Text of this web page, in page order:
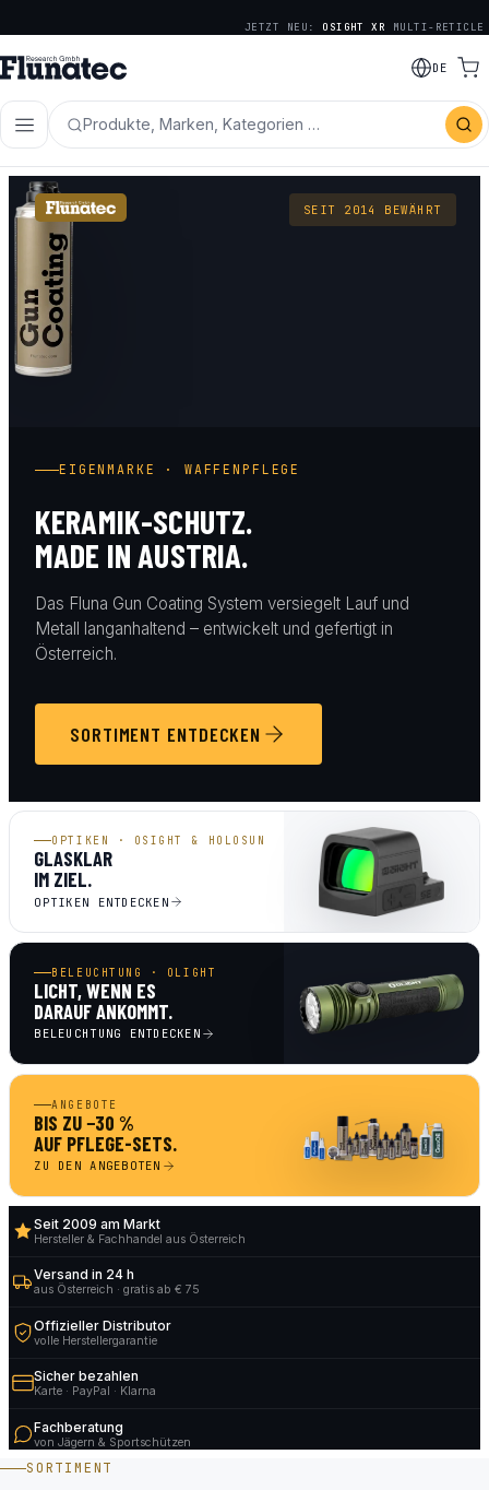
JETZT NEU: OSIGHT XR MULTI-RETICLE
DE
Produkte, Marken, Kategorien …
EIGENMARKE · WAFFENPFLEGE
KERAMIK-SCHUTZ.
MADE IN AUSTRIA.
Das Fluna Gun Coating System versiegelt Lauf und
Metall langanhaltend – entwickelt und gefertigt in
Österreich.
SORTIMENT ENTDECKEN
SEIT 2014 BEWÄHRT
OPTIKEN · OSIGHT & HOLOSUN
GLASKLAR
IM ZIEL.
OPTIKEN ENTDECKEN
BELEUCHTUNG · OLIGHT
LICHT, WENN ES
DARAUF ANKOMMT.
BELEUCHTUNG ENTDECKEN
ANGEBOTE
BIS ZU −30 %
AUF PFLEGE-SETS.
ZU DEN ANGEBOTEN
Seit 2009 am Markt
Hersteller & Fachhandel aus Österreich
Versand in 24 h
aus Österreich · gratis ab € 75
Offizieller Distributor
volle Herstellergarantie
Sicher bezahlen
Karte · PayPal · Klarna
Fachberatung
von Jägern & Sportschützen
SORTIMENT